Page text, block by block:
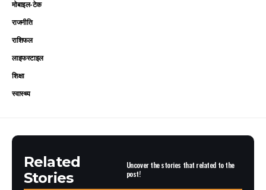
मोबाइल-टेक
राजनीति
राशिफल
लाइफस्टाइल
शिक्षा
स्वास्थ्य
Related
Stories
Uncover the stories that related to the
post!